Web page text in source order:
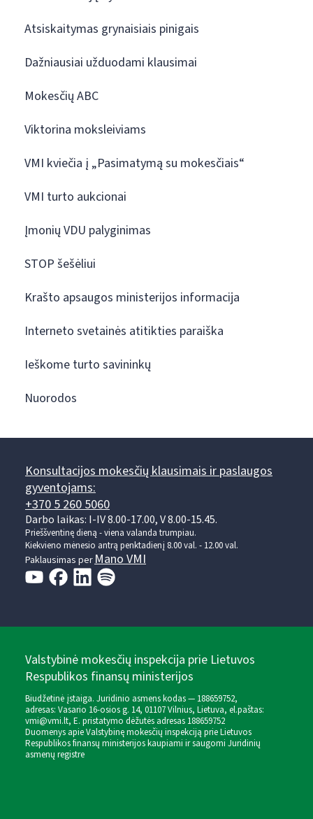
Atsiskaitymas grynaisiais pinigais
Dažniausiai užduodami klausimai
Mokesčių ABC
Viktorina moksleiviams
VMI kviečia į „Pasimatymą su mokesčiais“
VMI turto aukcionai
Įmonių VDU palyginimas
STOP šešėliui
Krašto apsaugos ministerijos informacija
Interneto svetainės atitikties paraiška
Ieškome turto savininkų
Nuorodos
Konsultacijos mokesčių klausimais ir paslaugos
gyventojams:
+370 5 260 5060
Darbo laikas: I-IV 8.00-17.00, V 8.00-15.45.
Prieššventinę dieną - viena valanda trumpiau.
Kiekvieno mėnesio antrą penktadienį 8.00 val. - 12.00 val.
Paklausimas perMano VMI
Valstybinė mokesčių inspekcija prie Lietuvos
Respublikos finansų ministerijos
Biudžetinė įstaiga. Juridinio asmens kodas — 188659752,
adresas: Vasario 16-osios g. 14, 01107 Vilnius, Lietuva, el.paštas:
vmi@vmi.lt, E. pristatymo dėžutės adresas 188659752
Duomenys apie Valstybinę mokesčių inspekciją prie Lietuvos
Respublikos finansų ministerijos kaupiami ir saugomi Juridinių
asmenų registre